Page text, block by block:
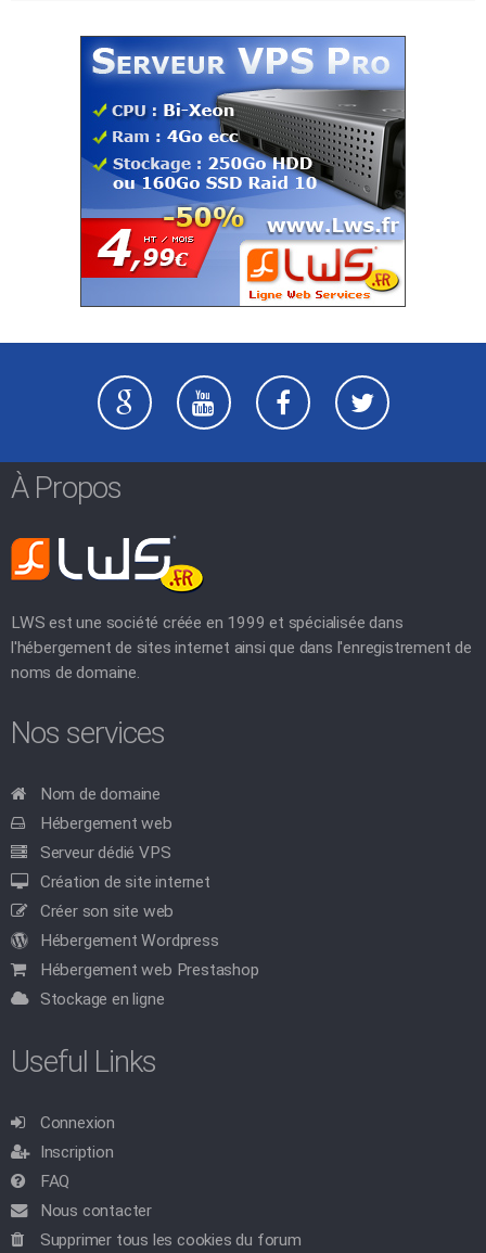
À Propos
LWS est une société créée en 1999 et spécialisée dans
l'hébergement de sites internet ainsi que dans l'enregistrement de
noms de domaine.
Nos services
Nom de domaine
Hébergement web
Serveur dédié VPS
Création de site internet
Créer son site web
Hébergement Wordpress
Hébergement web Prestashop
Stockage en ligne
Useful Links
Connexion
Inscription
FAQ
Nous contacter
Supprimer tous les cookies du forum